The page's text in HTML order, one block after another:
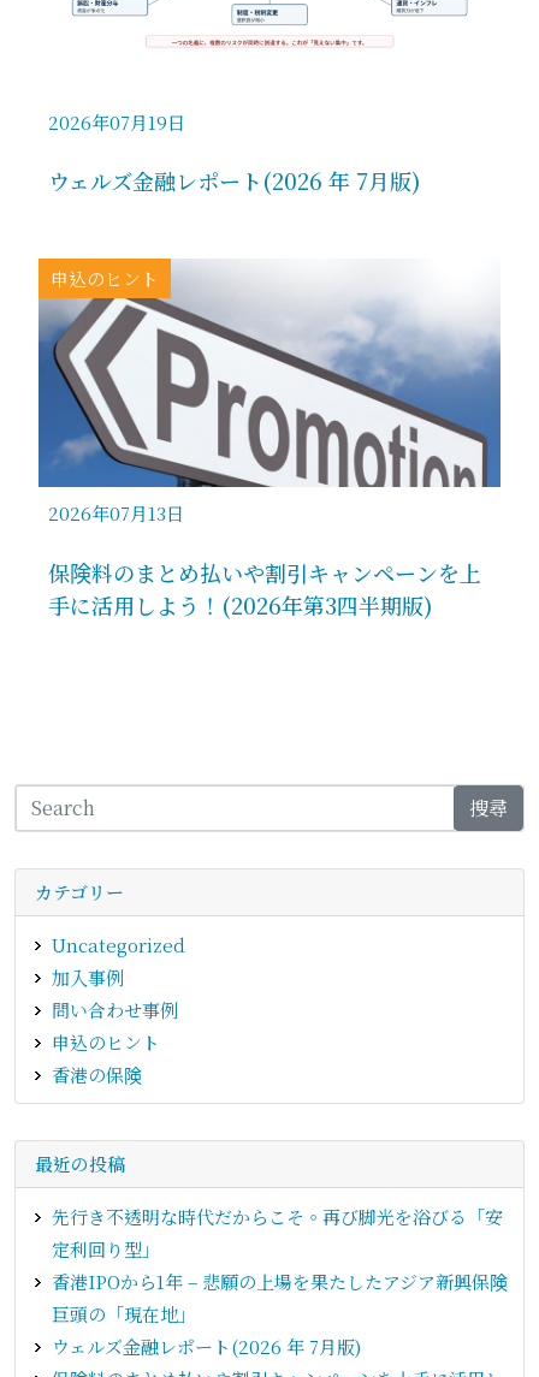
2026年07月19日
ウェルズ金融レポート(2026 年 7月版)
申込のヒント
2026年07月13日
保険料のまとめ払いや割引キャンペーンを上
手に活用しよう！(2026年第3四半期版)
搜尋
カテゴリー
Uncategorized
加入事例
問い合わせ事例
申込のヒント
香港の保険
最近の投稿
先行き不透明な時代だからこそ。再び脚光を浴びる「安
定利回り型」
香港IPOから1年 – 悲願の上場を果たしたアジア新興保険
巨頭の「現在地」
ウェルズ金融レポート(2026 年 7月版)